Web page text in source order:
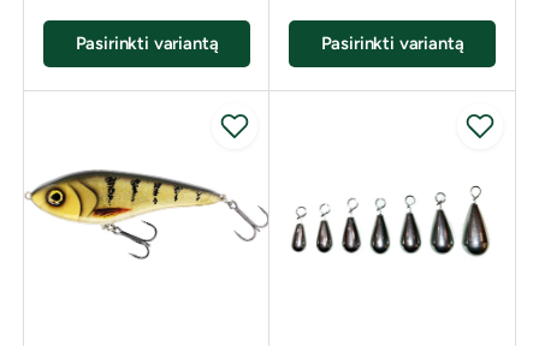
Pasirinkti variantą Pasirinkti variantą